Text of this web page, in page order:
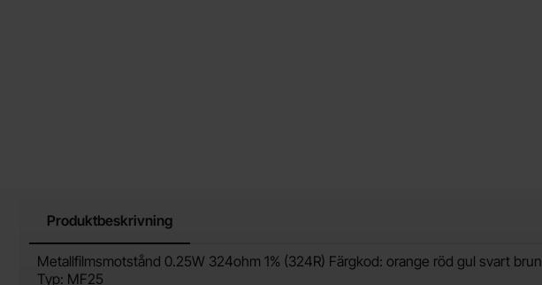
Produktbeskrivning
Produktbeskrivning
Metallfilmsmotstånd 0.25W 324ohm 1% (324R) Färgkod: orange röd gul svart brun
Typ: MF25